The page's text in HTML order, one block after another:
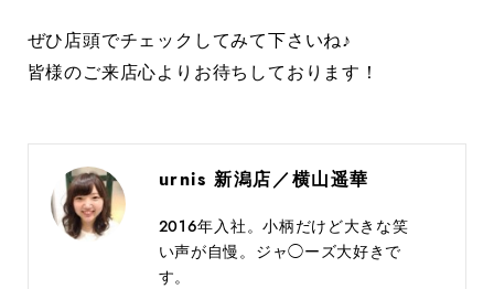
ぜひ店頭でチェックしてみて下さいね♪
皆様のご来店心よりお待ちしております！
urnis 新潟店／横山遥華
2016年入社。小柄だけど大きな笑
い声が自慢。ジャ◯ーズ大好きで
す。